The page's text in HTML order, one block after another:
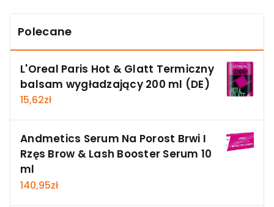
Polecane
L'Oreal Paris Hot & Glatt Termiczny
balsam wygładzający 200 ml (DE)
15,62zł
Andmetics Serum Na Porost Brwi I
Rzęs Brow & Lash Booster Serum 10
ml
140,95zł